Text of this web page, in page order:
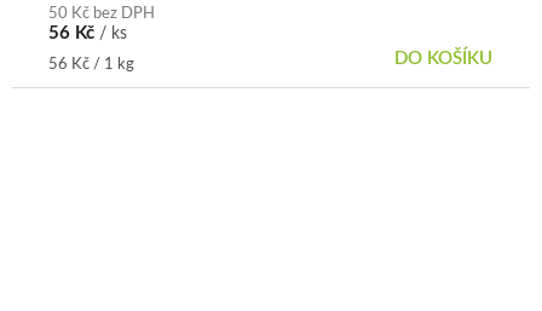
50 Kč bez DPH
56 Kč / ks
Měrná
cena:
56 Kč / 1 kg DO KOŠÍKU